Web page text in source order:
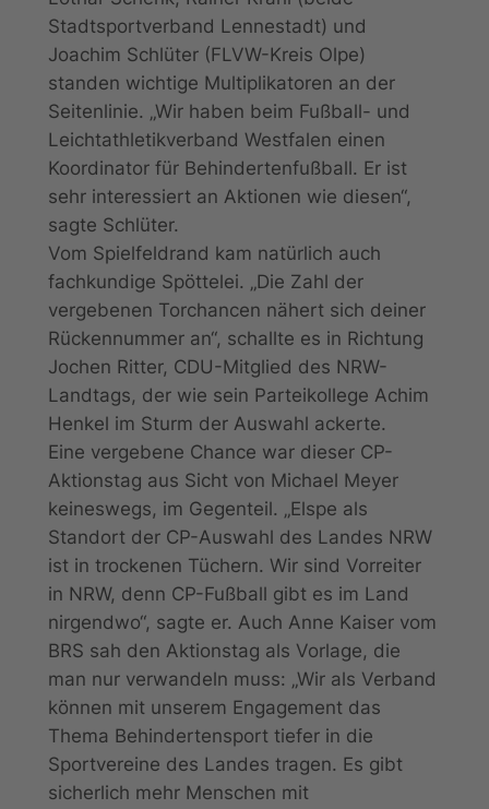
Stadtsportverband Lennestadt) und
Joachim Schlüter (FLVW-Kreis Olpe)
standen wichtige Multiplikatoren an der
Seitenlinie. „Wir haben beim Fußball- und
Leichtathletikverband Westfalen einen
Koordinator für Behindertenfußball. Er ist
sehr interessiert an Aktionen wie diesen“,
sagte Schlüter.
Vom Spielfeldrand kam natürlich auch
fachkundige Spöttelei. „Die Zahl der
vergebenen Torchancen nähert sich deiner
Rückennummer an“, schallte es in Richtung
Jochen Ritter, CDU-Mitglied des NRW-
Landtags, der wie sein Parteikollege Achim
Henkel im Sturm der Auswahl ackerte.
Eine vergebene Chance war dieser CP-
Aktionstag aus Sicht von Michael Meyer
keineswegs, im Gegenteil. „Elspe als
Standort der CP-Auswahl des Landes NRW
ist in trockenen Tüchern. Wir sind Vorreiter
in NRW, denn CP-Fußball gibt es im Land
nirgendwo“, sagte er. Auch Anne Kaiser vom
BRS sah den Aktionstag als Vorlage, die
man nur verwandeln muss: „Wir als Verband
können mit unserem Engagement das
Thema Behindertensport tiefer in die
Sportvereine des Landes tragen. Es gibt
sicherlich mehr Menschen mit